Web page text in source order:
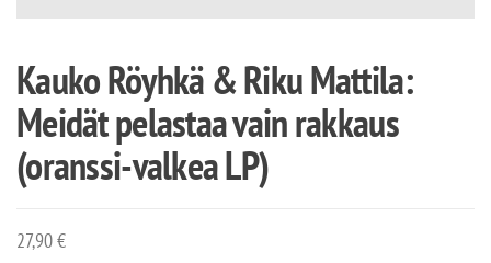
Kauko Röyhkä & Riku Mattila:
Meidät pelastaa vain rakkaus
(oranssi-valkea LP)
27,90€